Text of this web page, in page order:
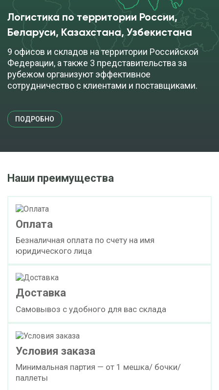
Логистика по территории России,
Беларуси, Казахстана, Узбекистана
9 офисов и складов на территории Российской
Федерации, а также 3 представительства за
рубежом организуют эффективное
сотрудничество с клиентами и поставщиками.
ПОДРОБНО
Наши преимущества
Оплата
Безналичная оплата по счету на имя
юридического лица
Доставка
Самовывоз с удобного для вас склада
Условия заказа
Минимальная партия — от 1 мешка/ бочки/
паллеты